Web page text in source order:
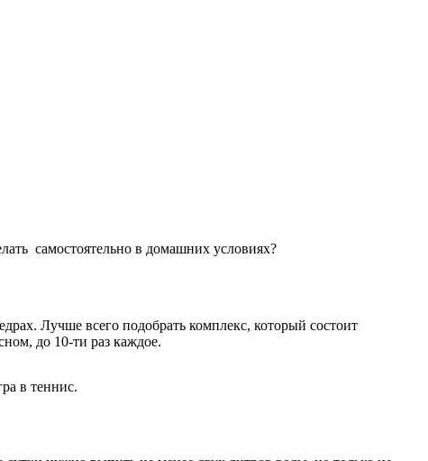
самостоятельно в домашних условиях?
Лучше всего подобрать комплекс, который состоит
до 10-ти раз каждое.
в теннис.